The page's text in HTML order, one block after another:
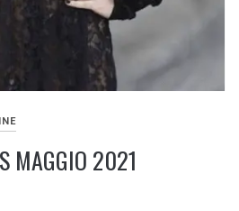
MAGGIO 2021